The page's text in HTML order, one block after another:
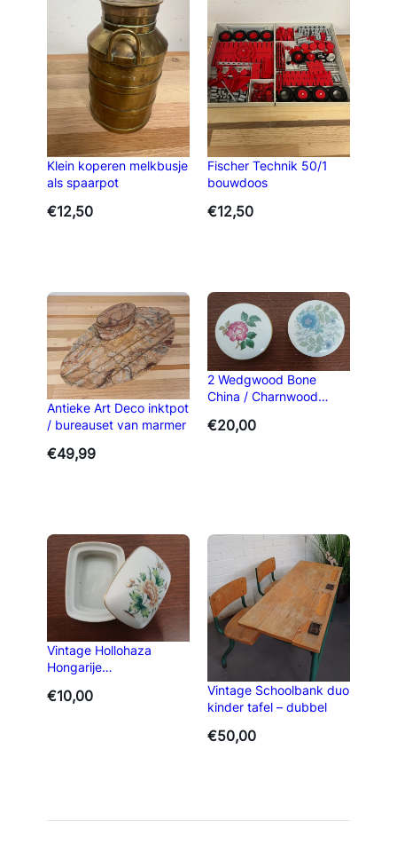
Klein koperen melkbusje
als spaarpot
€12,50
Fischer Technik 50/1
bouwdoos
€12,50
Antieke Art Deco inktpot
/ bureauset van marmer
€49,99
2 Wedgwood Bone
China / Charnwood
€20,00
Vintage Hollohaza
Hongarije
€10,00
Vintage Schoolbank duo
kinder tafel – dubbel
€50,00